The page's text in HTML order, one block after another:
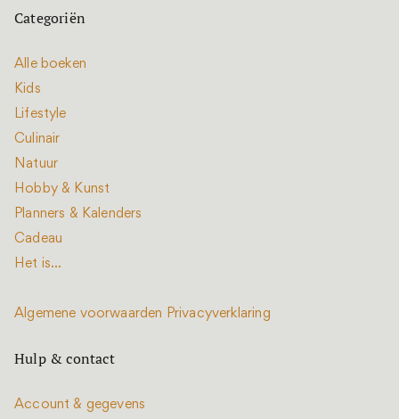
Categoriën
Alle boeken
Kids
Lifestyle
Culinair
Natuur
Hobby & Kunst
Planners & Kalenders
Cadeau
Het is...
Algemene voorwaarden Privacyverklaring
Hulp & contact
Account & gegevens